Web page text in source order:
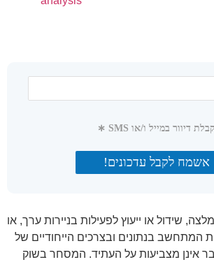
שידול או ייעוץ לפעילות בניירות ערך, או
המתחשב בנתונים ובצרכים הייחודיים של
אינן מצביעות על העתיד. המסחר בשוק